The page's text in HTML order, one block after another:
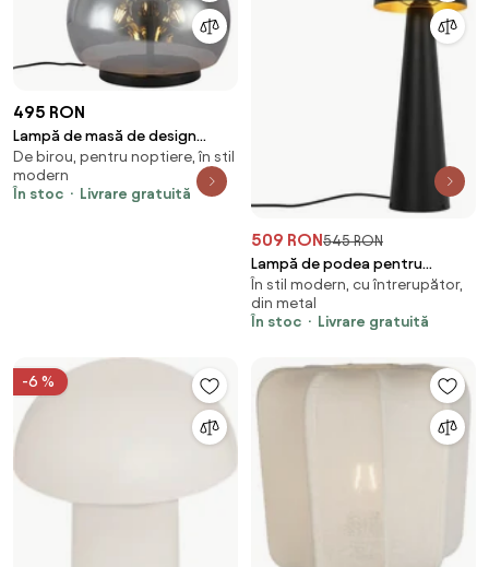
495 RON
Lampă de masă de design
neagră cu sticlă fumurie cu 3
lumini - Bino
De birou, pentru noptiere, în stil
modern
În stoc
Livrare gratuită
509 RON545 RON
Lampă de podea pentru
exterior neagră 65 cm -
Mushroom
În stil modern, cu întrerupător,
din metal
În stoc
Livrare gratuită
-6 %